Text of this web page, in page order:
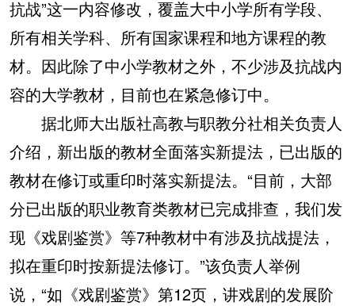
抗战”这一内容修改，覆盖大中小学所有学段、
所有相关学科、所有国家课程和地方课程的教
材。因此除了中小学教材之外，不少涉及抗战内
容的大学教材，目前也在紧急修订中。
据北师大出版社高教与职教分社相关负责人
介绍，新出版的教材全面落实新提法，已出版的
教材在修订或重印时落实新提法。“目前，大部
分已出版的职业教育类教材已完成排查，我们发
现《戏剧鉴赏》等7种教材中有涉及抗战提法，
拟在重印时按新提法修订。”该负责人举例
说，“如《戏剧鉴赏》第12页，讲戏剧的发展阶